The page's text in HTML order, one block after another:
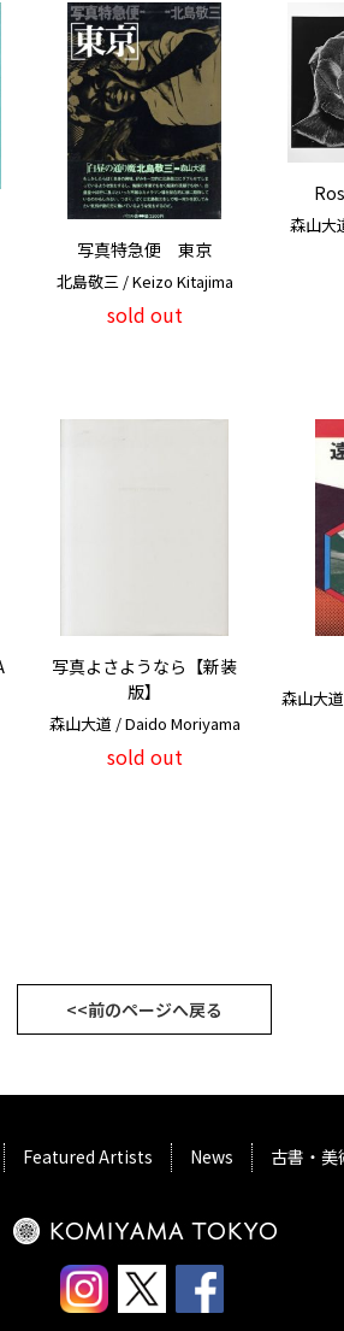
写真特急便 東京
北島敬三 / Keizo Kitajima
sold out
森山大
写真よさようなら【新装
版】
森山大道 / Daido Moriyama
sold out
森山大
<<前のページへ戻る
Featured Artists News 古書・美